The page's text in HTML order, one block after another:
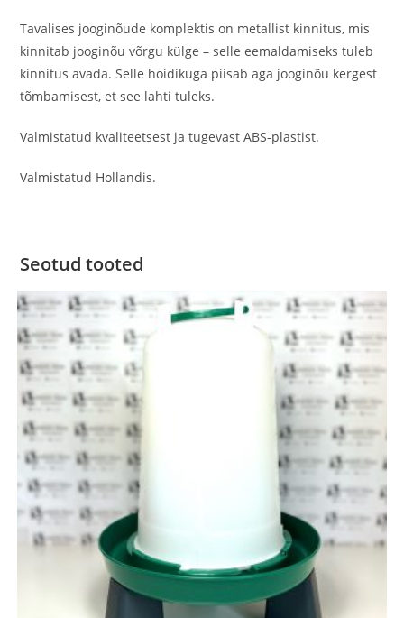
Tavalises jooginõude komplektis on metallist kinnitus, mis
kinnitab jooginõu võrgu külge – selle eemaldamiseks tuleb
kinnitus avada. Selle hoidikuga piisab aga jooginõu kergest
tõmbamisest, et see lahti tuleks.
Valmistatud kvaliteetsest ja tugevast ABS-plastist.
Valmistatud Hollandis.
Seotud tooted